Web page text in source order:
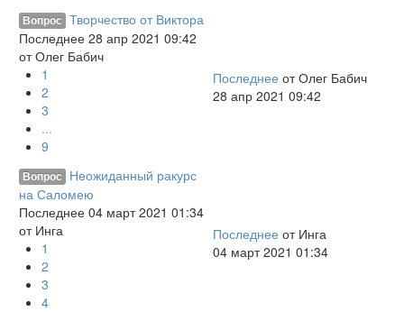
Вопрос Творчество от Виктора
Последнее 28 апр 2021 09:42
отОлег Бабич
1
2
3
...
9
Последнее отОлег Бабич
28 апр 2021 09:42
Вопрос Неожиданный ракурс
на Саломею
Последнее 04 март 2021 01:34
от Инга
1
2
3
4
Последнее от Инга
04 март 2021 01:34